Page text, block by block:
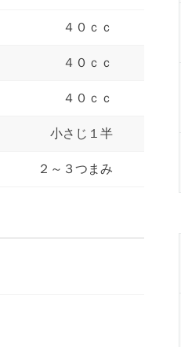
４０ｃｃ
４０ｃｃ
４０ｃｃ
小さじ１半
２～３つまみ